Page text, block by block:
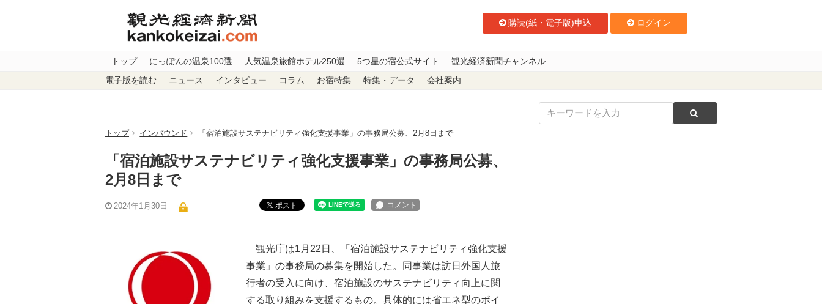
購読(紙・電子版)申込 ログイン
トップ にっぽんの温泉100選 人気温泉旅館ホテル250選 5つ星の宿公式サイト 観光経済新聞チャンネル
電子版を読む ニュース インタビュー コラム お宿特集 特集・データ 会社案内
トップ インバウンド 「宿泊施設サステナビリティ強化支援事業」の事務局公募、2月8日まで
「宿泊施設サステナビリティ強化支援事業」の事務局公募、
2月8日まで
2024年1月30日 ポスト
観光庁は1月22日、「宿泊施設サステナビリティ強化支援
事業」の事務局の募集を開始した。同事業は訪日外国人旅
行者の受入に向け、宿泊施設のサステナビリティ向上に関
する取り組みを支援するもの。具体的には省エネ型のボイ